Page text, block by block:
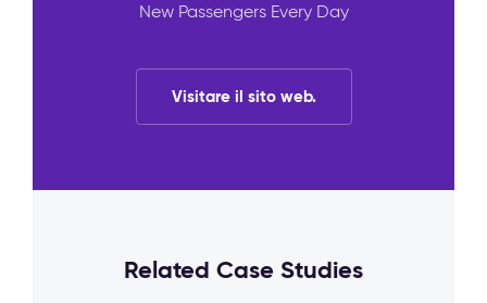
New Passengers Every Day
Visitare il sito web.
Related Case Studies